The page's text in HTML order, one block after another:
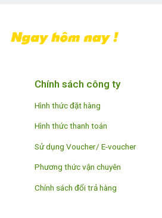
Chính sách công ty
Hình thức đặt hàng
Hình thức thanh toán
Sử dụng Voucher/ E-voucher
Phương thức vận chuyên
Chính sách đổi trả hàng